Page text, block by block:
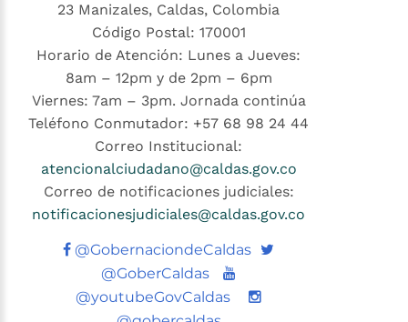
23 Manizales, Caldas, Colombia
Código Postal: 170001
Horario de Atención: Lunes a Jueves:
8am – 12pm y de 2pm – 6pm
Viernes: 7am – 3pm. Jornada continúa
Teléfono Conmutador: +57 68 98 24 44
Correo Institucional:
atencionalciudadano@caldas.gov.co
Correo de notificaciones judiciales:
notificacionesjudiciales@caldas.gov.co
@GobernaciondeCaldas Twitter
@GoberCaldas
Youtube
@youtubeGovCaldas